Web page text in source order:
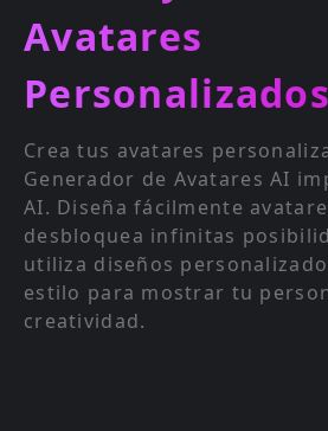
Avatares
Personalizados
Crea tus avatares
Generador de Avatares AI
AI. Diseña fácilmente
desbloquea infinitas
utiliza diseños
estilo para mostrar tu
creatividad.